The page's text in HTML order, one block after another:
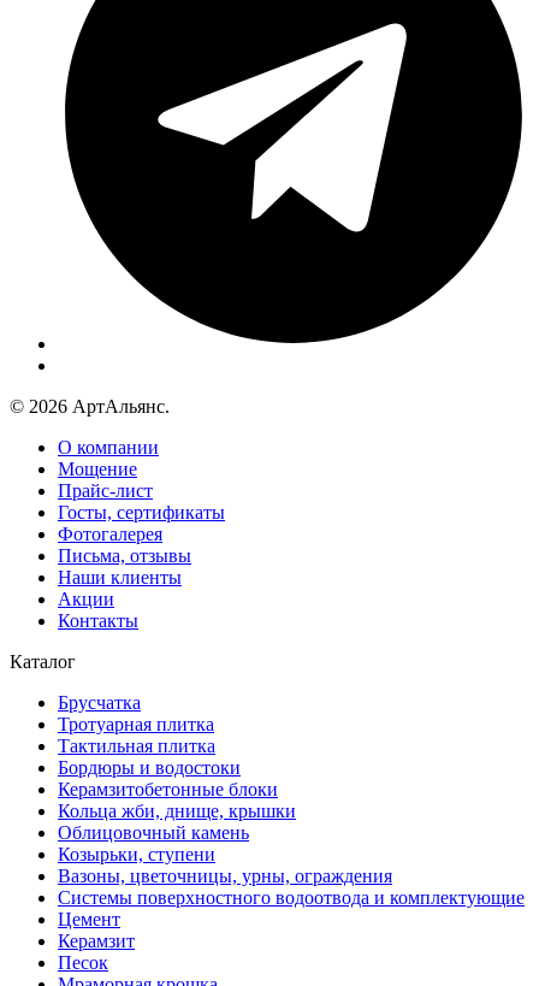
© 2026 АртАльянс.
О компании
Мощение
Прайс-лист
Госты, сертификаты
Фотогалерея
Письма, отзывы
Наши клиенты
Акции
Контакты
Каталог
Брусчатка
Тротуарная плитка
Тактильная плитка
Бордюры и водостоки
Керамзитобетонные блоки
Кольца жби, днище, крышки
Облицовочный камень
Козырьки, ступени
Вазоны, цветочницы, урны, ограждения
Системы поверхностного водоотвода и комплектующие
Цемент
Керамзит
Песок